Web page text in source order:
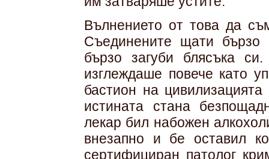
Вълнението от това да
Съединените щати бързо
бързо загуби блясъка
изглеждаше повече като
бастион на
истината стана
лекар бил набожен
внезапно и бе оставил
сертифициран патолог